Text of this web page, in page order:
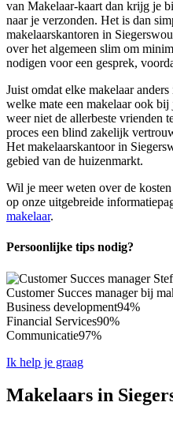
van Makelaar-kaart dan krijg je
naar je verzonden. Het is dan
makelaarskantoren in
over het algemeen slim om
nodigen voor een gesprek,
Juist omdat elke makelaar
welke mate een makelaar ook bij
weer niet de allerbeste vrienden
proces een blind zakelijk
Het makelaarskantoor in
gebied van de huizenmarkt.
Wil je meer weten over de
op onze uitgebreide
makelaar.
Persoonlijke tips nodig?
Customer Succes manager bij
Business development94%
Financial Services90%
Communicatie97%
Ik help je graag
Makelaars in